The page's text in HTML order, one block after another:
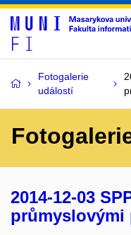
Fotogalerie
událostí
2014-12-03
průmyslovými